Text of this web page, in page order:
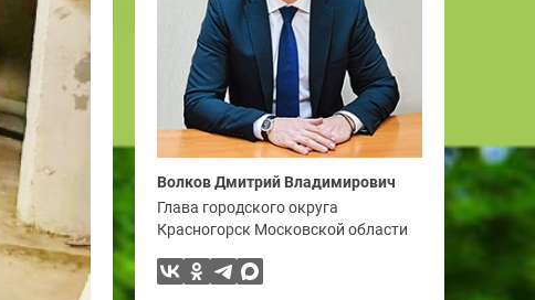
Волков Дмитрий Владимирович
Глава городского округа
Красногорск Московской области